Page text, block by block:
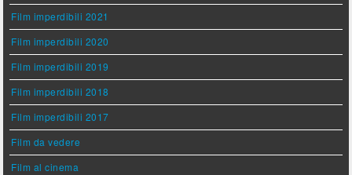
Film imperdibili 2021
Film imperdibili 2020
Film imperdibili 2019
Film imperdibili 2018
Film imperdibili 2017
Film da vedere
Film al cinema